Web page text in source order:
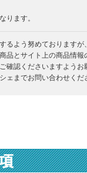
ります。
るよう努めております
とサイト上の商品情報
確認くださいますよう
ェまでお問い合わせくだ